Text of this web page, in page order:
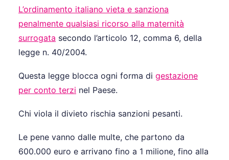
L’ordinamento italiano vieta e sanziona
penalmente qualsiasi ricorso alla maternità
surrogata secondo l’articolo 12, comma 6, della
legge n. 40/2004.
Questa legge blocca ogni forma di gestazione
per conto terzi nel Paese.
Chi viola il divieto rischia sanzioni pesanti.
Le pene vanno dalle multe, che partono da
600.000 euro e arrivano fino a 1 milione, fino alla